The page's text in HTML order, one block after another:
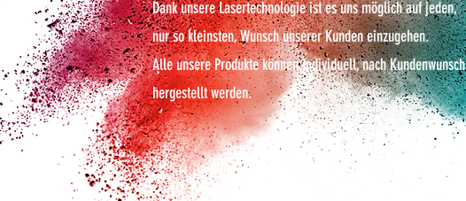
Dank unsere Lasertechnologie ist es uns möglich auf jeden,
nur so kleinsten, Wunsch unserer Kunden einzugehen.
Alle unsere Produkte können individuell, nach Kundenwunsch
hergestellt werden.